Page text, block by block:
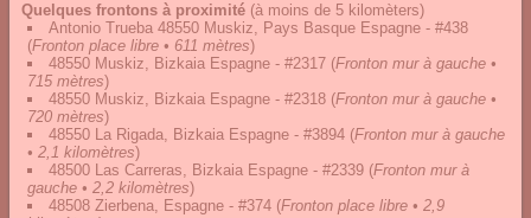
Quelques frontons à proximité (à moins de 5 kilomèters)
Antonio Trueba 48550 Muskiz, Pays Basque Espagne - #438
(Fronton place libre • 611 mètres)
48550 Muskiz, Bizkaia Espagne - #2317 (Fronton mur à gauche •
715 mètres)
48550 Muskiz, Bizkaia Espagne - #2318 (Fronton mur à gauche •
720 mètres)
48550 La Rigada, Bizkaia Espagne - #3894 (Fronton mur à gauche
• 2,1 kilomètres)
48500 Las Carreras, Bizkaia Espagne - #2339 (Fronton mur à
gauche • 2,2 kilomètres)
48508 Zierbena, Espagne - #374 (Fronton place libre • 2,9